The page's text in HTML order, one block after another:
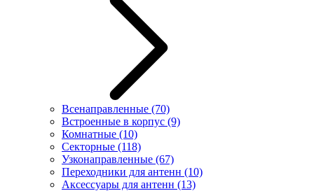
Всенаправленные (70)
Встроенные в корпус (9)
Комнатные (10)
Секторные (118)
Узконаправленные (67)
Переходники для антенн (10)
Аксессуары для антенн (13)